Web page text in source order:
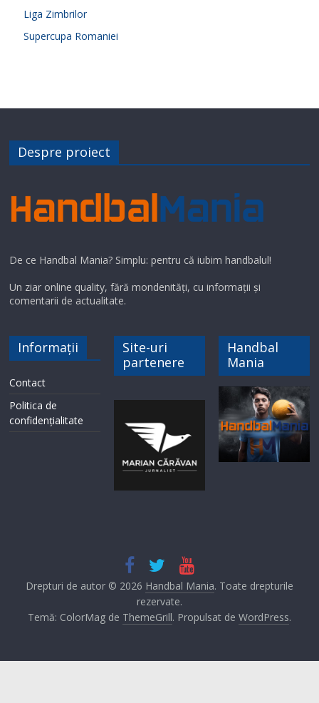
Liga Zimbrilor
Supercupa Romaniei
Despre proiect
De ce Handbal Mania? Simplu: pentru că iubim handbalul!
Un ziar online quality, fără mondenități, cu informații și
comentarii de actualitate.
Informații
Contact
Politica de
confidențialitate
Site-uri
partenere
Handbal
Mania
Drepturi de autor © 2026 Handbal Mania. Toate drepturile
rezervate.
Temă: ColorMag de ThemeGrill. Propulsat de WordPress.